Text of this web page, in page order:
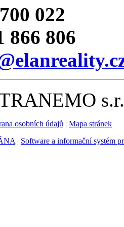
022
866 806
osobních údajů | Mapa stránek
| Software a informační systém